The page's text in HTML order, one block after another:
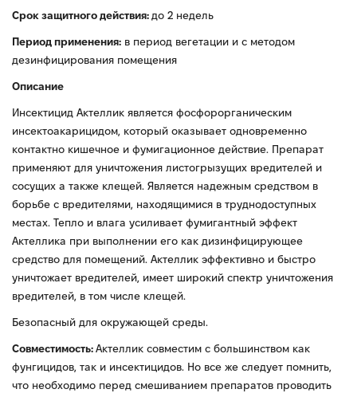
Срок защитного действия: до 2 недель
Период применения: в период вегетации и с методом
дезинфицирования помещения
Описание
Инсектицид Актеллик является фосфорорганическим
инсектоакарицидом, который оказывает одновременно
контактно кишечное и фумигационное действие. Препарат
применяют для уничтожения листогрызущих вредителей и
сосущих а также клещей. Является надежным средством в
борьбе с вредителями, находящимися в труднодоступных
местах. Тепло и влага усиливает фумигантный эффект
Актеллика при выполнении его как дизинфицирующее
средство для помещений. Актеллик эффективно и быстро
уничтожает вредителей, имеет широкий спектр уничтожения
вредителей, в том числе клещей.
Безопасный для окружающей среды.
Совместимость: Актеллик совместим с большинством как
фунгицидов, так и инсектицидов. Но все же следует помнить,
что необходимо перед смешиванием препаратов проводить